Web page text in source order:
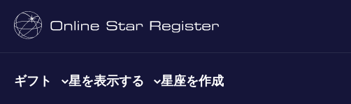
ギフト 星を表示する 星座を作成